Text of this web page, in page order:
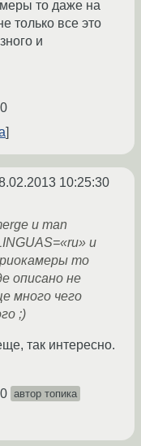
то даже на
только все это
и
10:25:30
и man
и
то
описано не
много чего
;)
так интересно.
автор топика